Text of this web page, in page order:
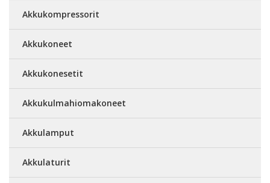
Akkukompressorit
Akkukoneet
Akkukonesetit
Akkukulmahiomakoneet
Akkulamput
Akkulaturit